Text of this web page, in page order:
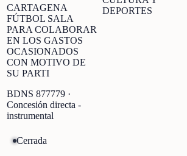
CARTAGENA
FÚTBOL SALA
PARA COLABORAR
EN LOS GASTOS
OCASIONADOS
CON MOTIVO DE
SU PARTI
BDNS 877779 ·
Concesión directa -
instrumental
DEPORTES
Cerrada